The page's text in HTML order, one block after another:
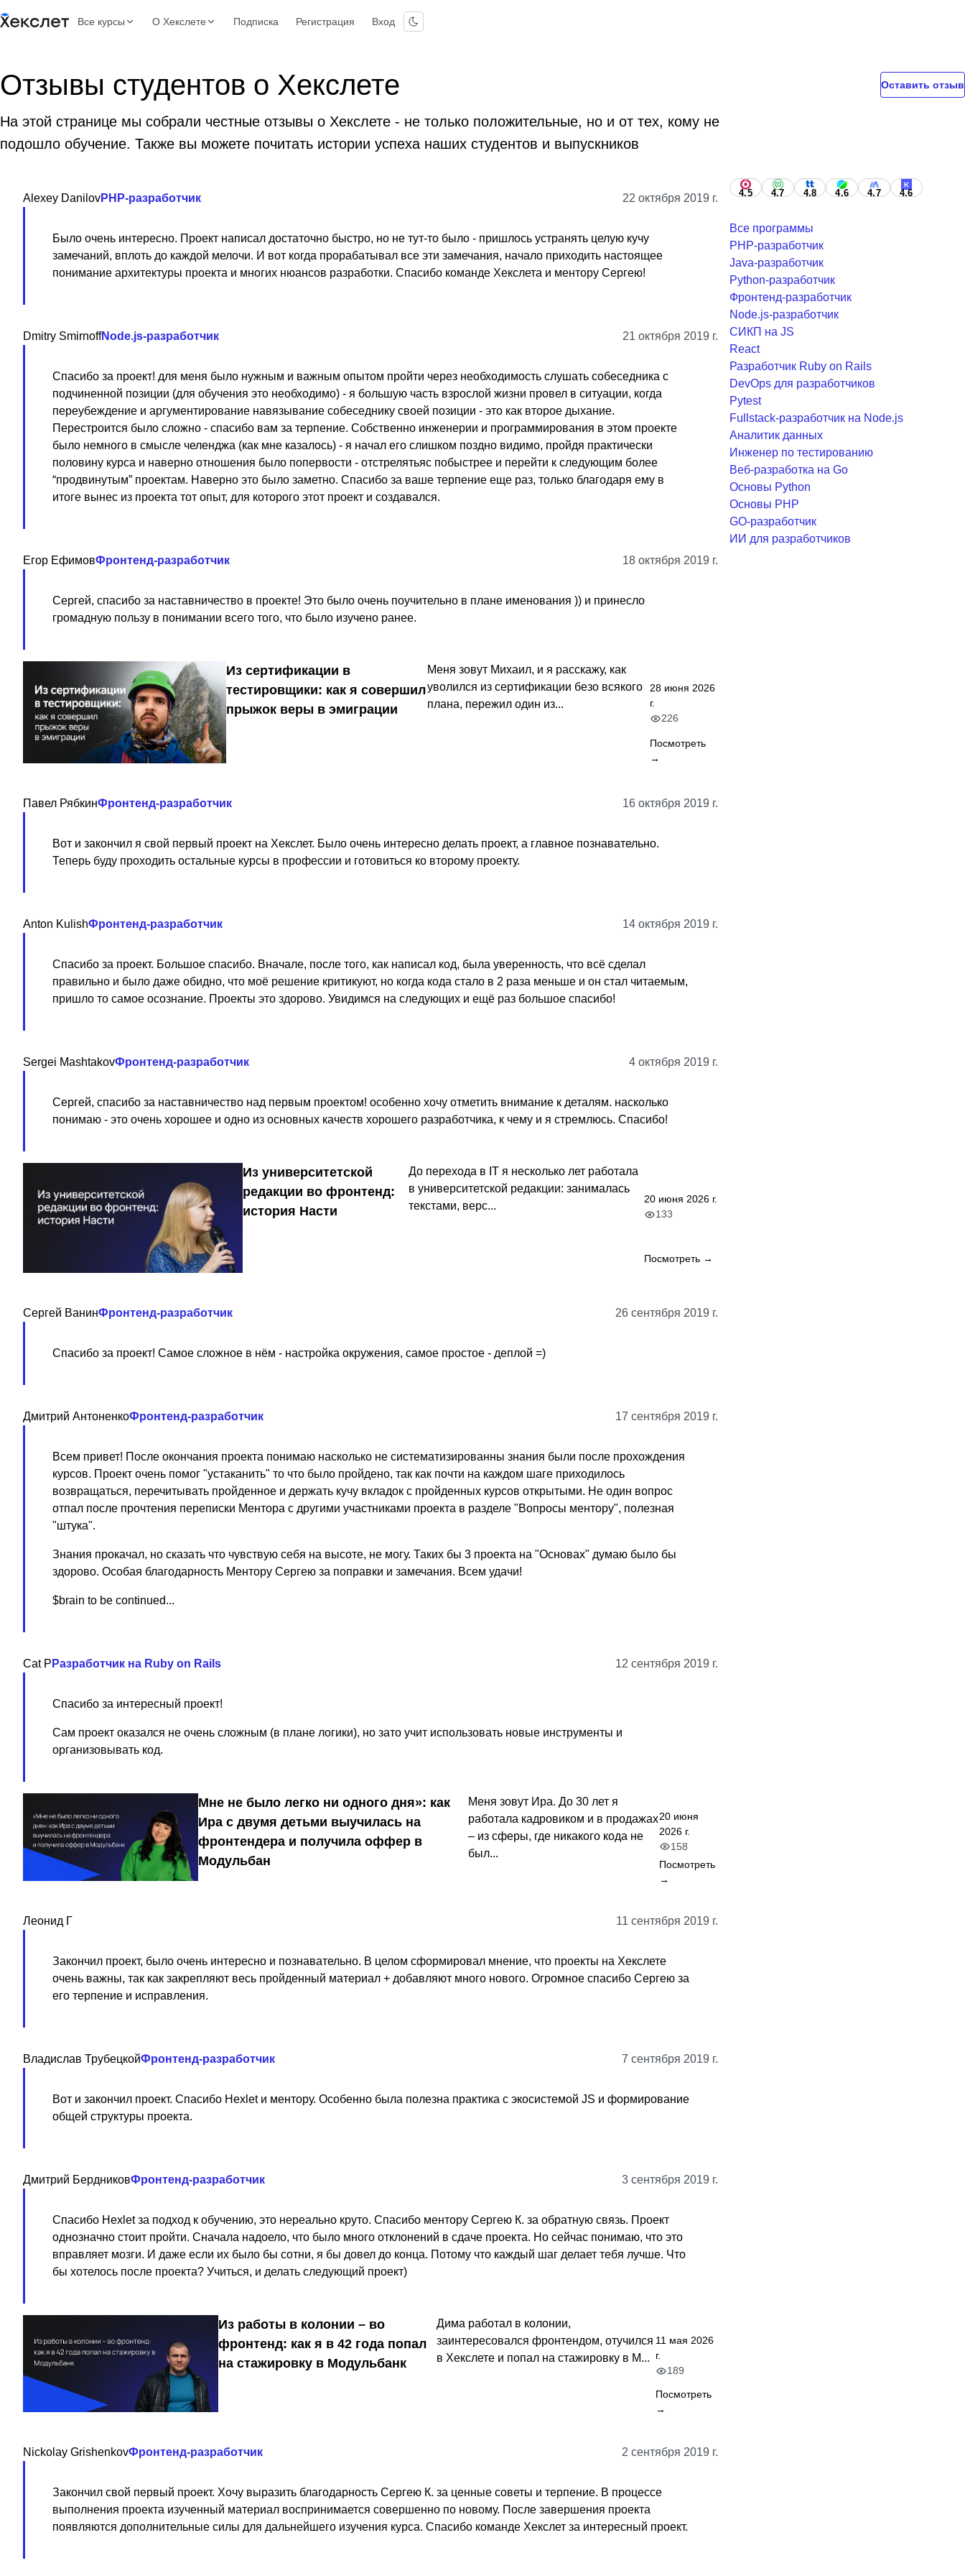
Все курсы О Хекслете Подписка Регистрация Вход
Отзывы студентов о Хекслете Оставить отзыв
На этой странице мы собрали честные отзывы о Хекслете - не только положительные, но и от тех, кому не
подошло обучение. Также вы можете почитать истории успеха наших студентов и выпускников
Alexey DanilovРНР-разработчик 22 октября 2019 г.
Было очень интересно. Проект написал достаточно быстро, но не тут-то было - пришлось устранять целую кучу
замечаний, вплоть до каждой мелочи. И вот когда прорабатывал все эти замечания, начало приходить настоящее
понимание архитектуры проекта и многих нюансов разработки. Спасибо команде Хекслета и ментору Сергею!
Dmitry SmirnoffNode.js-разработчик 21 октября 2019 г.
Спасибо за проект! для меня было нужным и важным опытом пройти через необходимость слушать собеседника с
подчиненной позиции (для обучения это необходимо) - я большую часть взрослой жизни провел в ситуации, когда
переубеждение и аргументирование навязывание собеседнику своей позиции - это как второе дыхание.
Перестроится было сложно - спасибо вам за терпение. Собственно инженерии и программирования в этом проекте
было немного в смысле челенджа (как мне казалось) - я начал его слишком поздно видимо, пройдя практически
половину курса и наверно отношения было попервости - отстрелятьяс побыстрее и перейти к следующим более
“продвинутым” проектам. Наверно это было заметно. Спасибо за ваше терпение еще раз, только благодаря ему в
итоге вынес из проекта тот опыт, для которого этот проект и создавался.
Егор ЕфимовФронтенд-разработчик 18 октября 2019 г.
Сергей, спасибо за наставничество в проекте! Это было очень поучительно в плане именования )) и принесло
громадную пользу в понимании всего того, что было изучено ранее.
Из сертификации в
тестировщики: как я совершил
прыжок веры в эмиграции
Меня зовут Михаил, и я расскажу, как
уволился из сертификации безо всякого
плана, пережил один из...
28 июня 2026
г.
226
Посмотреть
→
Павел РябкинФронтенд-разработчик 16 октября 2019 г.
Вот и закончил я свой первый проект на Хекслет. Было очень интересно делать проект, а главное познавательно.
Теперь буду проходить остальные курсы в профессии и готовиться ко второму проекту.
Anton KulishФронтенд-разработчик 14 октября 2019 г.
Спасибо за проект. Большое спасибо. Вначале, после того, как написал код, была уверенность, что всё сделал
правильно и было даже обидно, что моё решение критикуют, но когда кода стало в 2 раза меньше и он стал читаемым,
пришло то самое осознание. Проекты это здорово. Увидимся на следующих и ещё раз большое спасибо!
Sergei MashtakovФронтенд-разработчик 4 октября 2019 г.
Сергей, спасибо за наставничество над первым проектом! особенно хочу отметить внимание к деталям. насколько
понимаю - это очень хорошее и одно из основных качеств хорошего разработчика, к чему и я стремлюсь. Спасибо!
Из университетской
редакции во фронтенд:
история Насти
До перехода в IT я несколько лет работала
в университетской редакции: занималась
текстами, верс...
20 июня 2026 г.
133
Посмотреть →
Сергей ВанинФронтенд-разработчик 26 сентября 2019 г.
Спасибо за проект! Самое сложное в нём - настройка окружения, самое простое - деплой =)
Дмитрий АнтоненкоФронтенд-разработчик 17 сентября 2019 г.
Всем привет! После окончания проекта понимаю насколько не систематизированны знания были после прохождения
курсов. Проект очень помог "устаканить" то что было пройдено, так как почти на каждом шаге приходилось
возвращаться, перечитывать пройденное и держать кучу вкладок с пройденных курсов открытыми. Не один вопрос
отпал после прочтения переписки Ментора с другими участниками проекта в разделе "Вопросы ментору", полезная
"штука".
Знания прокачал, но сказать что чувствую себя на высоте, не могу. Таких бы 3 проекта на "Основах" думаю было бы
здорово. Особая благодарность Ментору Сергею за поправки и замечания. Всем удачи!
$brain to be continued...
Cat P Разработчик на Ruby on Rails 12 сентября 2019 г.
Спасибо за интересный проект!
Сам проект оказался не очень сложным (в плане логики), но зато учит использовать новые инструменты и
организовывать код.
Мне не было легко ни одного дня»: как
Ира с двумя детьми выучилась на
фронтендера и получила оффер в
Модульбан
Меня зовут Ира. До 30 лет я
работала кадровиком и в продажах
– из сферы, где никакого кода не
был...
20 июня
2026 г.
158
Посмотреть
→
Леонид Г 11 сентября 2019 г.
Закончил проект, было очень интересно и познавательно. В целом сформировал мнение, что проекты на Хекслете
очень важны, так как закрепляют весь пройденный материал + добавляют много нового. Огромное спасибо Сергею за
его терпение и исправления.
Владислав ТрубецкойФронтенд-разработчик 7 сентября 2019 г.
Вот и закончил проект. Спасибо Hexlet и ментору. Особенно была полезна практика с экосистемой JS и формирование
общей структуры проекта.
Дмитрий БердниковФронтенд-разработчик 3 сентября 2019 г.
Спасибо Hexlet за подход к обучению, это нереально круто. Спасибо ментору Сергею К. за обратную связь. Проект
однозначно стоит пройти. Сначала надоело, что было много отклонений в сдаче проекта. Но сейчас понимаю, что это
вправляет мозги. И даже если их было бы сотни, я бы довел до конца. Потому что каждый шаг делает тебя лучше. Что
бы хотелось после проекта? Учиться, и делать следующий проект)
Из работы в колонии – во
фронтенд: как я в 42 года попал
на стажировку в Модульбанк
Дима работал в колонии,
заинтересовался фронтендом, отучился
в Хекслете и попал на стажировку в М...
11 мая 2026
г.
189
Посмотреть
→
Nickolay GrishenkovФронтенд-разработчик 2 сентября 2019 г.
Закончил свой первый проект. Хочу выразить благодарность Сергею К. за ценные советы и терпение. В процессе
выполнения проекта изученный материал воспринимается совершенно по новому. После завершения проекта
появляются дополнительные силы для дальнейшего изучения курса. Спасибо команде Хекслет за интересный проект.
4.5 4.7 4.8 4.6 4.7 4.6
Все программы
PHP-разработчик
Java-разработчик
Python-разработчик
Фронтенд-разработчик
Node.js-разработчик
СИКП на JS
React
Разработчик Ruby on Rails
DevOps для разработчиков
Pytest
Fullstack-разработчик на Node.js
Аналитик данных
Инженер по тестированию
Веб-разработка на Go
Основы Python
Основы PHP
GO-разработчик
ИИ для разработчиков